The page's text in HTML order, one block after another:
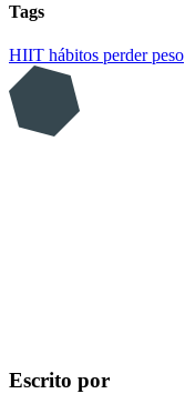
Tags
HIIT hábitos perder peso
Escrito por